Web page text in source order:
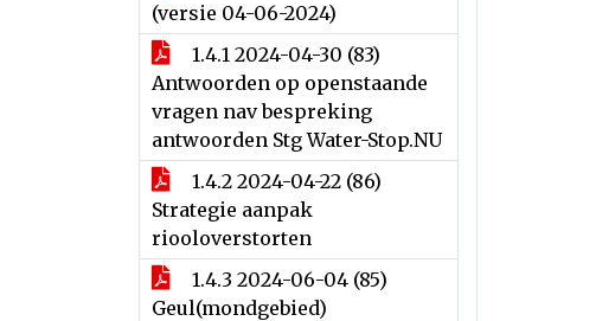
(versie 04-06-2024)
1.4.1 2024-04-30 (83)
Antwoorden op openstaande
vragen nav bespreking
antwoorden Stg Water-Stop.NU
1.4.2 2024-04-22 (86)
Strategie aanpak
riooloverstorten
1.4.3 2024-06-04 (85)
Geul(mondgebied)